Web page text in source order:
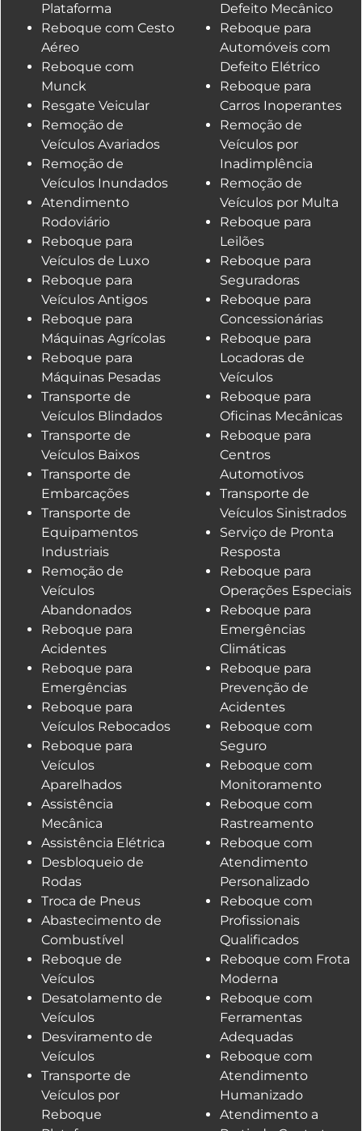
Plataforma
Reboque com Cesto
Aéreo
Reboque com
Munck
Resgate Veicular
Remoção de
Veículos Avariados
Remoção de
Veículos Inundados
Atendimento
Rodoviário
Reboque para
Veículos de Luxo
Reboque para
Veículos Antigos
Reboque para
Máquinas Agrícolas
Reboque para
Máquinas Pesadas
Transporte de
Veículos Blindados
Transporte de
Veículos Baixos
Transporte de
Embarcações
Transporte de
Equipamentos
Industriais
Remoção de
Veículos
Abandonados
Reboque para
Acidentes
Reboque para
Emergências
Reboque para
Veículos Rebocados
Reboque para
Veículos
Aparelhados
Assistência
Mecânica
Assistência Elétrica
Desbloqueio de
Rodas
Troca de Pneus
Abastecimento de
Combustível
Reboque de
Veículos
Desatolamento de
Veículos
Desviramento de
Veículos
Transporte de
Veículos por
Reboque
Defeito Mecânico
Reboque para
Automóveis com
Defeito Elétrico
Reboque para
Carros Inoperantes
Remoção de
Veículos por
Inadimplência
Remoção de
Veículos por Multa
Reboque para
Leilões
Reboque para
Seguradoras
Reboque para
Concessionárias
Reboque para
Locadoras de
Veículos
Reboque para
Oficinas Mecânicas
Reboque para
Centros
Automotivos
Transporte de
Veículos Sinistrados
Serviço de Pronta
Resposta
Reboque para
Operações Especiais
Reboque para
Emergências
Climáticas
Reboque para
Prevenção de
Acidentes
Reboque com
Seguro
Reboque com
Monitoramento
Reboque com
Rastreamento
Reboque com
Atendimento
Personalizado
Reboque com
Profissionais
Qualificados
Reboque com Frota
Moderna
Reboque com
Ferramentas
Adequadas
Reboque com
Atendimento
Humanizado
Atendimento a